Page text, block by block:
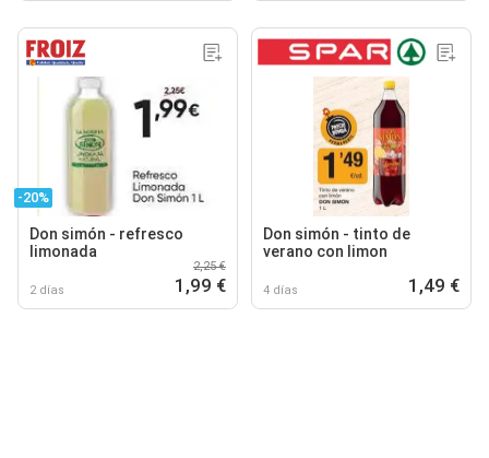
-20%
Don simón - refresco
limonada
2 días
2,25 €
1,99 €
Don simón - tinto de
verano con limon
4 días 1,49 €